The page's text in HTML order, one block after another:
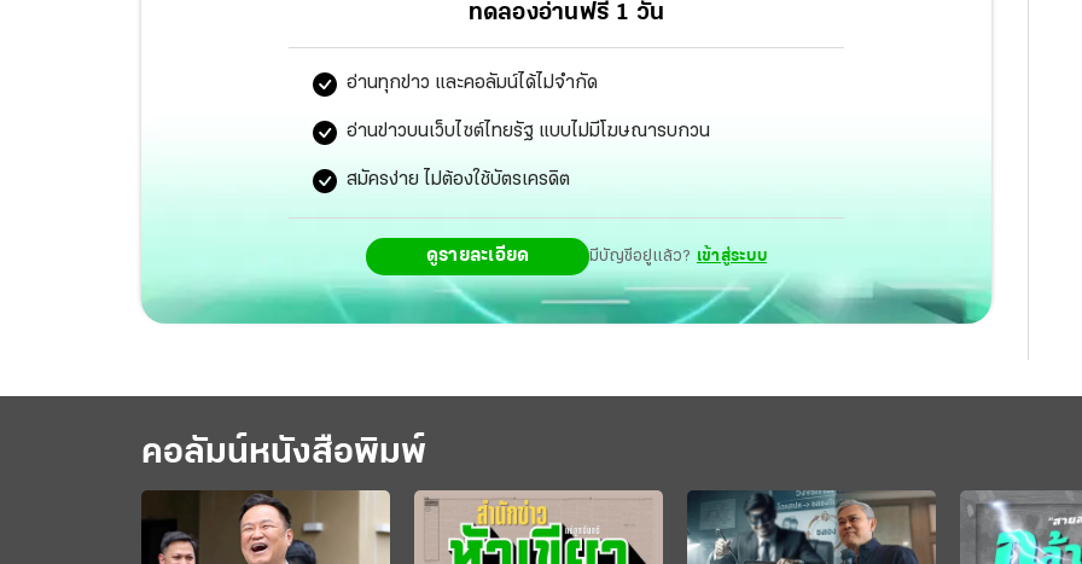
ทดลองอ่านฟรี 1 วัน
อ่านทุกข่าว และคอลัมน์ได้ไม่จำกัด
อ่านข่าวบนเว็บไซต์ไทยรัฐ แบบไม่มีโฆษณารบกวน
สมัครง่าย ไม่ต้องใช้บัตรเครดิต
ดูรายละเอียด มีบัญชีอยู่แล้ว? เข้าสู่ระบบ
คอลัมน์หนังสือพิมพ์